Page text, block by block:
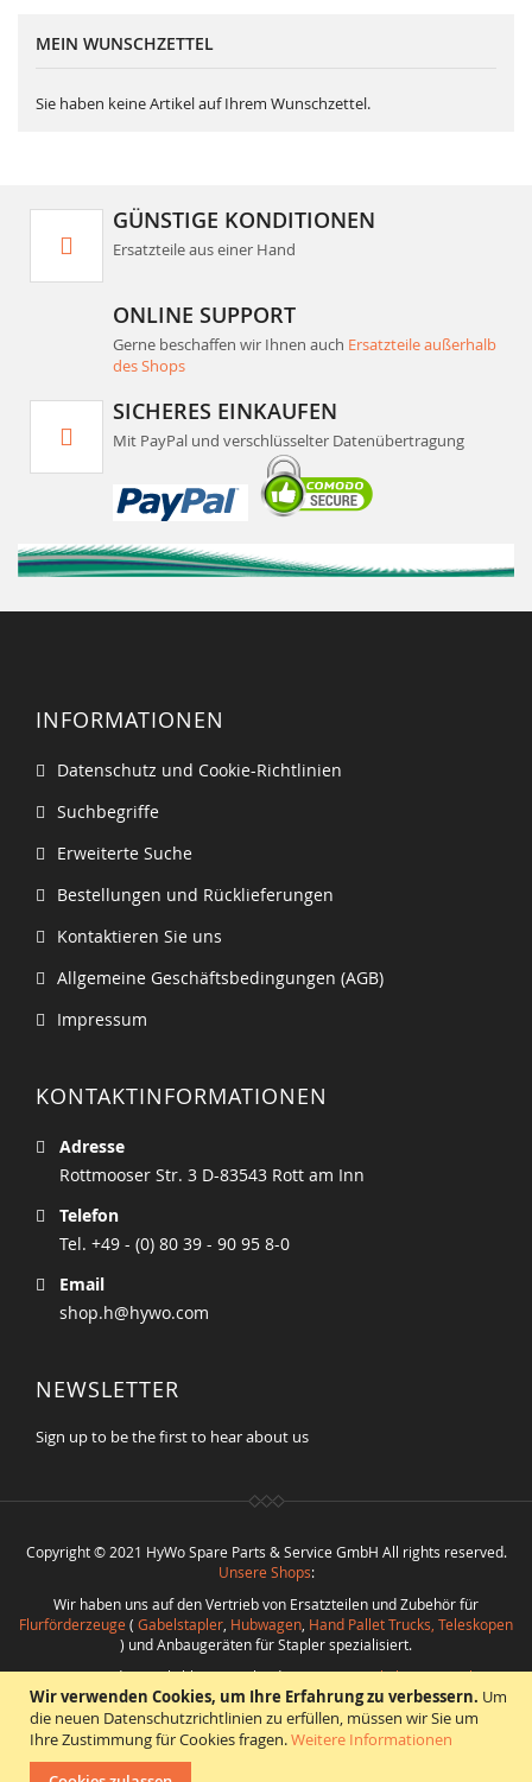
Wir verwenden Cookies, um Ihre Erfahrung zu verbessern. Um
die neuen Datenschutzrichtlinien zu erfüllen, müssen wir Sie um
Ihre Zustimmung für Cookies fragen.Weitere Informationen
MEIN WUNSCHZETTEL
Sie haben keine Artikel auf Ihrem Wunschzettel.
GÜNSTIGE KONDITIONEN
Ersatzteile aus einer Hand
ONLINE SUPPORT
Gerne beschaffen wir Ihnen auch Ersatzteile außerhalb
des Shops
SICHERES EINKAUFEN
Mit PayPal und verschlüsselter Datenübertragung
INFORMATIONEN
Datenschutz und Cookie-Richtlinien
Suchbegriffe
Erweiterte Suche
Bestellungen und Rücklieferungen
Kontaktieren Sie uns
Allgemeine Geschäftsbedingungen (AGB)
Impressum
KONTAKTINFORMATIONEN
Adresse
Rottmooser Str. 3 D-83543 Rott am Inn
Telefon
Tel. +49 - (0) 80 39 - 90 95 8-0
Email
shop.h@hywo.com
NEWSLETTER
Sign up to be the first to hear about us
Copyright © 2021 HyWo Spare Parts & Service GmbH All rights reserved.
Unsere Shops:
Wir haben uns auf den Vertrieb von Ersatzteilen und Zubehör für
Flurförderzeuge ( Gabelstapler Hubwagen Hand Pallet Trucks, Teleskopen
) und Anbaugeräten für Stapler spezialisiert.
Nutzen Sie die Möglichkeit verschiedensteErsatzteile bester Qualität
beiHywo Parts & Service GmbHzu günstigen Konditionen aus einer Hand
zu beschaffen.
Realisierung:CMS*Beratung* Webdesign*Webhosting*SEO *